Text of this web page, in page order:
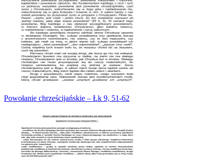
Powołanie chrześcijańskie – Łk 9, 51-62